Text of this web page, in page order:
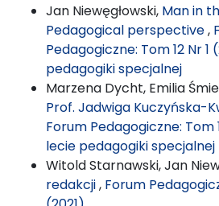
Jan Niewęgłowski, Man in
Pedagogical perspective,
Pedagogiczne: Tom 12 Nr 1
pedagogiki specjalnej
Marzena Dycht, Emilia
Prof. Jadwiga Kuczyńska-
Forum Pedagogiczne: Tom
lecie pedagogiki specjalnej
Witold Starnawski, Jan
redakcji, Forum